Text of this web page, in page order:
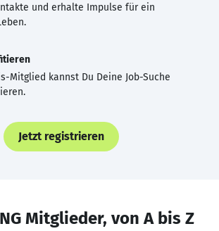
und erhalte Impulse für ein
Mitglied kannst Du Deine Job-Suche
Jetzt registrieren
Mitglieder, von A bis Z